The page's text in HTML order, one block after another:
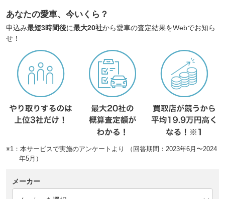
あなたの愛車、今いくら？
申込み最短3時間後に最大20社から愛車の査定結果をWebでお知ら
せ！
※1：本サービスで実施のアンケートより （回答期間：2023年6月〜2024
年5月）
メーカー